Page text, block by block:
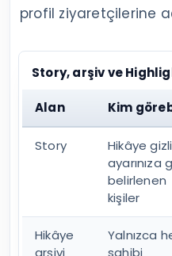
profil ziyaretçilerine
Story, arşiv ve
Alan Kim
Story
Hikâye
ayarınıza
belirlenen
kişiler
Hikâye
arşivi
Yalnızca
sahibi